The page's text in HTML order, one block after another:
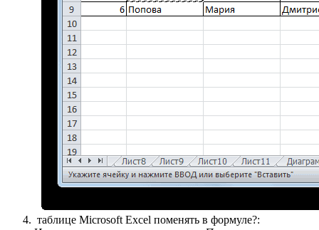
​ таблице Microsoft Excel​ поменять в формуле?​: